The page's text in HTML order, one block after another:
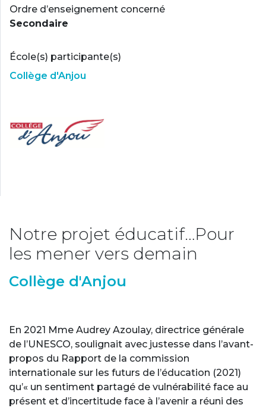
Ordre d’enseignement concerné
Secondaire
École(s) participante(s)
Collège d'Anjou
Notre projet éducatif…Pour
les mener vers demain
Collège d'Anjou
En 2021 Mme Audrey Azoulay, directrice générale
de l’UNESCO, soulignait avec justesse dans l’avant-
propos du Rapport de la commission
internationale sur les futurs de l’éducation (2021)
qu’« un sentiment partagé de vulnérabilité face au
présent et d’incertitude face à l’avenir a réuni des